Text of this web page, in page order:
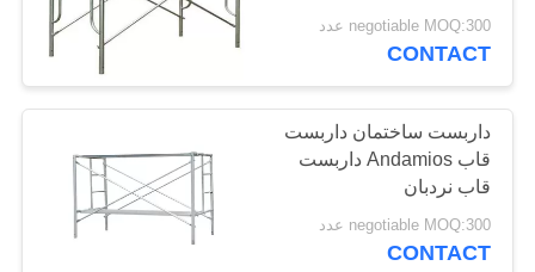
نقشه
سایت
PRIVACY
POLICY
داربست فولاد ضد
33
negotiable MOQ:300 عدد
CONTACT
داربست ساختمان داربست
قاب Andamios داربست
قاب نردبان
negotiable MOQ:300 عدد
CONTACT